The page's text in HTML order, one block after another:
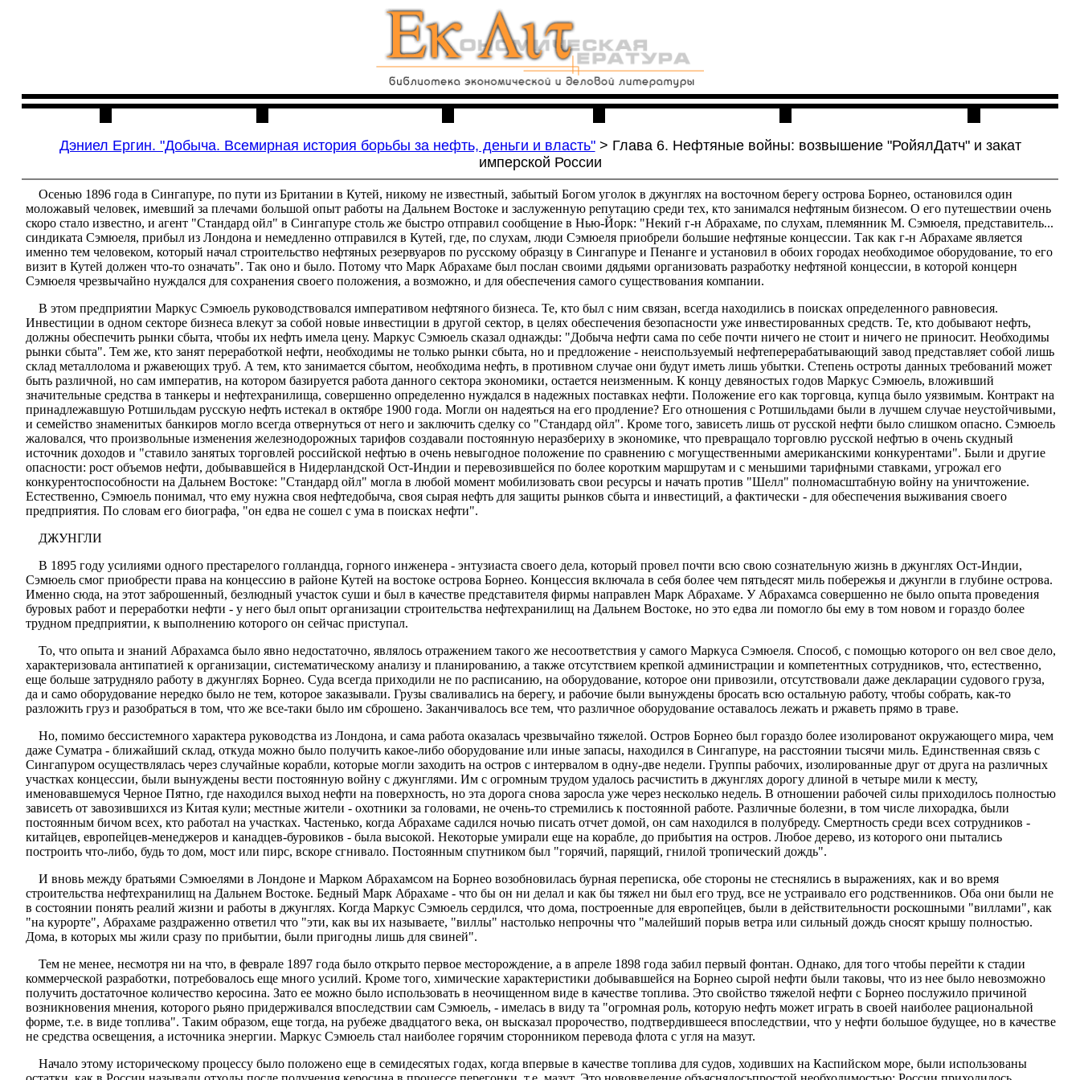
Дэниел Ергин. "Добыча. Всемирная история борьбы за нефть, деньги и власть"> Глава 6. Нефтяные войны: возвышение "РойялДатч" и закат
имперской России
Осенью 1896 года в Сингапуре, по пути из Британии в Кутей, никому не известный, забытый Богом уголок в джунглях на восточном берегу острова Борнео, остановился один
моложавый человек, имевший за плечами большой опыт работы на Дальнем Востоке и заслуженную репутацию среди тех, кто занимался нефтяным бизнесом. О его путешествии очень
скоро стало известно, и агент "Стандард ойл" в Сингапуре столь же быстро отправил сообщение в Нью-Йорк: "Некий г-н Абрахаме, по слухам, племянник М. Сэмюеля, представитель...
синдиката Сэмюеля, прибыл из Лондона и немедленно отправился в Кутей, где, по слухам, люди Сэмюеля приобрели большие нефтяные концессии. Так как г-н Абрахаме является
именно тем человеком, который начал строительство нефтяных резервуаров по русскому образцу в Сингапуре и Пенанге и установил в обоих городах необходимое оборудование, то его
визит в Кутей должен что-то означать". Так оно и было. Потому что Марк Абрахаме был послан своими дядьями организовать разработку нефтяной концессии, в которой концерн
Сэмюеля чрезвычайно нуждался для сохранения своего положения, а возможно, и для обеспечения самого существования компании.
В этом предприятии Маркус Сэмюель руководствовался императивом нефтяного бизнеса. Те, кто был с ним связан, всегда находились в поисках определенного равновесия.
Инвестиции в одном секторе бизнеса влекут за собой новые инвестиции в другой сектор, в целях обеспечения безопасности уже инвестированных средств. Те, кто добывают нефть,
должны обеспечить рынки сбыта, чтобы их нефть имела цену. Маркус Сэмюель сказал однажды: "Добыча нефти сама по себе почти ничего не стоит и ничего не приносит. Необходимы
рынки сбыта". Тем же, кто занят переработкой нефти, необходимы не только рынки сбыта, но и предложение - неиспользуемый нефтеперерабатывающий завод представляет собой лишь
склад металлолома и ржавеющих труб. А тем, кто занимается сбытом, необходима нефть, в противном случае они будут иметь лишь убытки. Степень остроты данных требований может
быть различной, но сам императив, на котором базируется работа данного сектора экономики, остается неизменным. К концу девяностых годов Маркус Сэмюель, вложивший
значительные средства в танкеры и нефтехранилища, совершенно определенно нуждался в надежных поставках нефти. Положение его как торговца, купца было уязвимым. Контракт на
принадлежавшую Ротшильдам русскую нефть истекал в октябре 1900 года. Могли он надеяться на его продление? Его отношения с Ротшильдами были в лучшем случае неустойчивыми,
и семейство знаменитых банкиров могло всегда отвернуться от него и заключить сделку со "Стандард ойл". Кроме того, зависеть лишь от русской нефти было слишком опасно. Сэмюель
жаловался, что произвольные изменения железнодорожных тарифов создавали постоянную неразбериху в экономике, что превращало торговлю русской нефтью в очень скудный
источник доходов и "ставило занятых торговлей российской нефтью в очень невыгодное положение по сравнению с могущественными американскими конкурентами". Были и другие
опасности: рост объемов нефти, добывавшейся в Нидерландской Ост-Индии и перевозившейся по более коротким маршрутам и с меньшими тарифными ставками, угрожал его
конкурентоспособности на Дальнем Востоке: "Стандард ойл" могла в любой момент мобилизовать свои ресурсы и начать против "Шелл" полномасштабную войну на уничтожение.
Естественно, Сэмюель понимал, что ему нужна своя нефтедобыча, своя сырая нефть для защиты рынков сбыта и инвестиций, а фактически - для обеспечения выживания своего
предприятия. По словам его биографа, "он едва не сошел с ума в поисках нефти".
ДЖУНГЛИ
В 1895 году усилиями одного престарелого голландца, горного инженера - энтузиаста своего дела, который провел почти всю свою сознательную жизнь в джунглях Ост-Индии,
Сэмюель смог приобрести права на концессию в районе Кутей на востоке острова Борнео. Концессия включала в себя более чем пятьдесят миль побережья и джунгли в глубине острова.
Именно сюда, на этот заброшенный, безлюдный участок суши и был в качестве представителя фирмы направлен Марк Абрахаме. У Абрахамса совершенно не было опыта проведения
буровых работ и переработки нефти - у него был опыт организации строительства нефтехранилищ на Дальнем Востоке, но это едва ли помогло бы ему в том новом и гораздо более
трудном предприятии, к выполнению которого он сейчас приступал.
То, что опыта и знаний Абрахамса было явно недостаточно, являлось отражением такого же несоответствия у самого Маркуса Сэмюеля. Способ, с помощью которого он вел свое дело,
характеризовала антипатией к организации, систематическому анализу и планированию, а также отсутствием крепкой администрации и компетентных сотрудников, что, естественно,
еще больше затрудняло работу в джунглях Борнео. Суда всегда приходили не по расписанию, на оборудование, которое они привозили, отсутствовали даже декларации судового груза,
да и само оборудование нередко было не тем, которое заказывали. Грузы сваливались на берегу, и рабочие были вынуждены бросать всю остальную работу, чтобы собрать, как-то
разложить груз и разобраться в том, что же все-таки было им сброшено. Заканчивалось все тем, что различное оборудование оставалось лежать и ржаветь прямо в траве.
Но, помимо бессистемного характера руководства из Лондона, и сама работа оказалась чрезвычайно тяжелой. Остров Борнео был гораздо более изолированот окружающего мира, чем
даже Суматра - ближайший склад, откуда можно было получить какое-либо оборудование или иные запасы, находился в Сингапуре, на расстоянии тысячи миль. Единственная связь с
Сингапуром осуществлялась через случайные корабли, которые могли заходить на остров с интервалом в одну-две недели. Группы рабочих, изолированные друг от друга на различных
участках концессии, были вынуждены вести постоянную войну с джунглями. Им с огромным трудом удалось расчистить в джунглях дорогу длиной в четыре мили к месту,
именовавшемуся Черное Пятно, где находился выход нефти на поверхность, но эта дорога снова заросла уже через несколько недель. В отношении рабочей силы приходилось полностью
зависеть от завозившихся из Китая кули; местные жители - охотники за головами, не очень-то стремились к постоянной работе. Различные болезни, в том числе лихорадка, были
постоянным бичом всех, кто работал на участках. Частенько, когда Абрахаме садился ночью писать отчет домой, он сам находился в полубреду. Смертность среди всех сотрудников -
китайцев, европейцев-менеджеров и канадцев-буровиков - была высокой. Некоторые умирали еще на корабле, до прибытия на остров. Любое дерево, из которого они пытались
построить что-либо, будь то дом, мост или пирс, вскоре сгнивало. Постоянным спутником был "горячий, парящий, гнилой тропический дождь".
И вновь между братьями Сэмюелями в Лондоне и Марком Абрахамсом на Борнео возобновилась бурная переписка, обе стороны не стеснялись в выражениях, как и во время
строительства нефтехранилищ на Дальнем Востоке. Бедный Марк Абрахаме - что бы он ни делал и как бы тяжел ни был его труд, все не устраивало его родственников. Оба они были не
в состоянии понять реалий жизни и работы в джунглях. Когда Маркус Сэмюель сердился, что дома, построенные для европейцев, были в действительности роскошными "виллами", как
"на курорте", Абрахаме раздраженно ответил что "эти, как вы их называете, "виллы" настолько непрочны что "малейший порыв ветра или сильный дождь сносят крышу полностью.
Дома, в которых мы жили сразу по прибытии, были пригодны лишь для свиней".
Тем не менее, несмотря ни на что, в феврале 1897 года было открыто первое месторождение, а в апреле 1898 года забил первый фонтан. Однако, для того чтобы перейти к стадии
коммерческой разработки, потребовалось еще много усилий. Кроме того, химические характеристики добывавшейся на Борнео сырой нефти были таковы, что из нее было невозможно
получить достаточное количество керосина. Зато ее можно было использовать в неочищенном виде в качестве топлива. Это свойство тяжелой нефти с Борнео послужило причиной
возникновения мнения, которого рьяно придерживался впоследствии сам Сэмюель, - имелась в виду та "огромная роль, которую нефть может играть в своей наиболее рациональной
форме, т.е. в виде топлива". Таким образом, еще тогда, на рубеже двадцатого века, он высказал пророчество, подтвердившееся впоследствии, что у нефти большое будущее, но в качестве
не средства освещения, а источника энергии. Маркус Сэмюель стал наиболее горячим сторонником перевода флота с угля на мазут.
Начало этому историческому процессу было положено еще в семидесятых годах, когда впервые в качестве топлива для судов, ходивших на Каспийском море, были использованы